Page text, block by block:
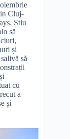
Cluj-
Știu
să
și
să
cu
a
și